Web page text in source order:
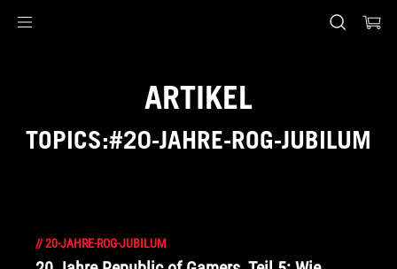
ARTIKEL
TOPICS:#20-JAHRE-ROG-JUBILUM
//20-JAHRE-ROG-JUBILUM